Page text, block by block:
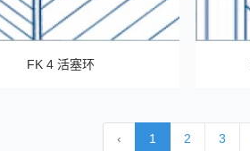
FK 4 活塞环
‹ 1 2 3